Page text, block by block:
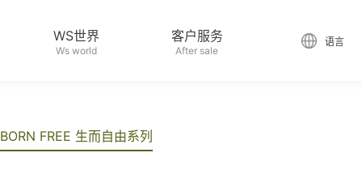
WS世界
Ws world
客户服务
After sale
语言
BORN FREE 生而自由系列